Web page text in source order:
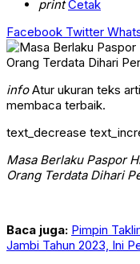
print Cetak
Facebook Twitter
infoAtur ukuran teks
membaca terbaik.
text_decrease
Masa Berlaku Paspor
Orang Terdata Dihari
Baca juga: Pimpin
Jambi Tahun 2023, Ini